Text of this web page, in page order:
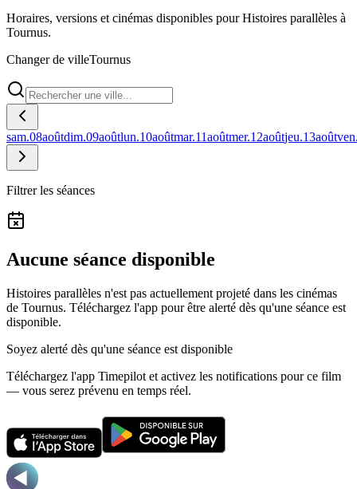
Horaires, versions et cinémas disponibles pour Histoires parallèles à
Tournus.
Changer de villeTournus
sam.08aoûtdim.09aoûtlun.10aoûtmar.11aoûtmer.12aoûtjeu.13août
Filtrer les séances
Aucune séance disponible
Histoires parallèles n'est pas actuellement projeté dans les cinémas
de Tournus. Téléchargez l'app pour être alerté dès qu'une séance est
disponible.
Soyez alerté dès qu'une séance est disponible
Téléchargez l'app Timepilot et activez les notifications pour ce film
— vous serez prévenu en temps réel.